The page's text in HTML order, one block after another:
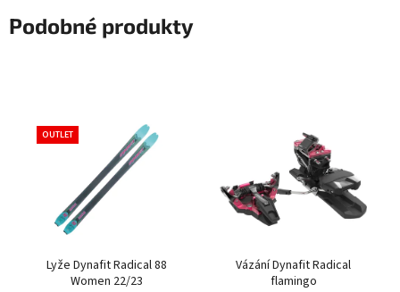
Podobné produkty
OUTLET
Lyže Dynafit Radical 88
Women 22/23
Vázání Dynafit Radical
flamingo